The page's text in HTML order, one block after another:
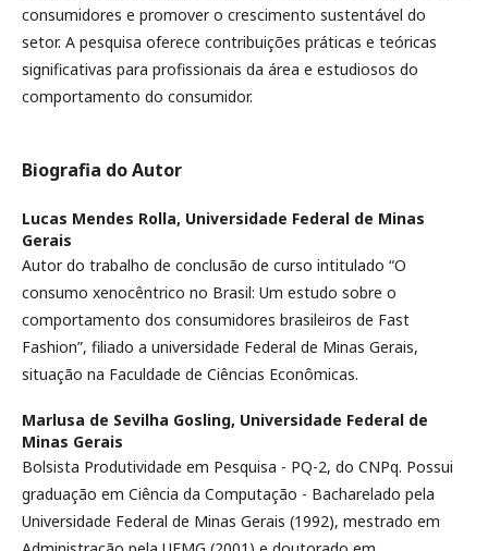
consumidores e promover o crescimento sustentável do
setor. A pesquisa oferece contribuições práticas e teóricas
significativas para profissionais da área e estudiosos do
comportamento do consumidor.
Biografia do Autor
Lucas Mendes Rolla, Universidade Federal de Minas
Gerais
Autor do trabalho de conclusão de curso intitulado “O
consumo xenocêntrico no Brasil: Um estudo sobre o
comportamento dos consumidores brasileiros de Fast
Fashion”, filiado a universidade Federal de Minas Gerais,
situação na Faculdade de Ciências Econômicas.
Marlusa de Sevilha Gosling, Universidade Federal de
Minas Gerais
Bolsista Produtividade em Pesquisa - PQ-2, do CNPq. Possui
graduação em Ciência da Computação - Bacharelado pela
Universidade Federal de Minas Gerais (1992), mestrado em